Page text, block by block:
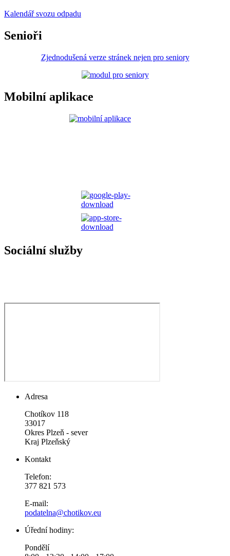
Kalendář svozu odpadu
Senioři
Zjednodušená verze stránek nejen pro seniory
Mobilní aplikace
Sociální služby
Adresa
Chotíkov 118
33017
Okres Plzeň - sever
Kraj Plzeňský
Kontakt
Telefon:
377 821 573
E-mail:
podatelna@chotikov.eu
Úřední hodiny:
Pondělí